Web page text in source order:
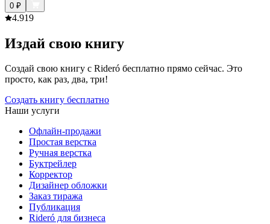
0 ₽
4.919
Издай свою книгу
Создай свою книгу с Rideró бесплатно прямо сейчас. Это
просто, как раз, два, три!
Создать книгу бесплатно
Наши услуги
Офлайн-продажи
Простая верстка
Ручная верстка
Буктрейлер
Корректор
Дизайнер обложки
Заказ тиража
Публикация
Rideró для бизнеса